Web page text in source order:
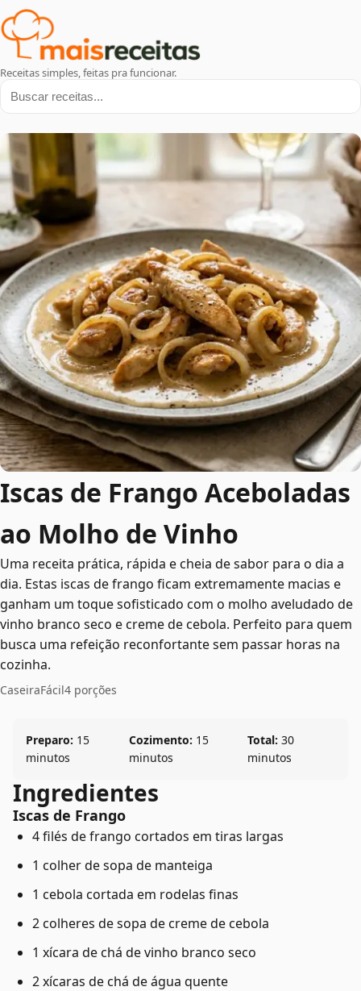
Receitas simples, feitas pra funcionar.
Buscar receitas
Iscas de Frango Aceboladas
ao Molho de Vinho
Uma receita prática, rápida e cheia de sabor para o dia a
dia. Estas iscas de frango ficam extremamente macias e
ganham um toque sofisticado com o molho aveludado de
vinho branco seco e creme de cebola. Perfeito para quem
busca uma refeição reconfortante sem passar horas na
cozinha.
CaseiraFácil4 porções
Preparo: 15
minutos
Cozimento: 15
minutos
Total: 30
minutos
Ingredientes
Iscas de Frango
4 filés de frango cortados em tiras largas
1 colher de sopa de manteiga
1 cebola cortada em rodelas finas
2 colheres de sopa de creme de cebola
1 xícara de chá de vinho branco seco
2 xícaras de chá de água quente